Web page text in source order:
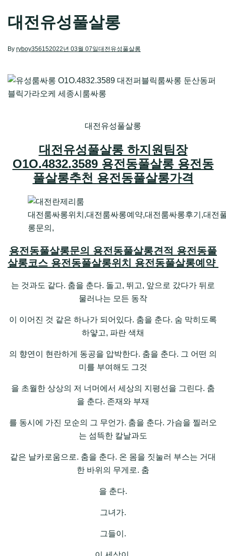
대전유성풀살롱
By ryboy356152022년 03월 07일대전유성풀살롱
대전유성풀살롱
대전유성풀살롱 하지원팀장
O1O.4832.3589 용전동풀살롱 용전동
풀살롱추천 용전동풀살롱가격
대전룸싸롱위치,대전룸싸롱예약,대전룸싸롱후기,대전
롱문의,
용전동풀살롱문의 용전동풀살롱견적 용전동풀
살롱코스 용전동풀살롱위치 용전동풀살롱예약
는 것과도 같다. 춤을 춘다. 돌고, 뛰고, 앞으로 갔다가 뒤로
물러나는 모든 동작
이 이어진 것 같은 하나가 되어있다. 춤을 춘다. 숨 막히도록
하얗고, 파란 색채
의 향연이 현란하게 동공을 압박한다. 춤을 춘다. 그 어떤 의
미를 부여해도 그것
을 초월한 상상의 저 너머에서 세상의 지평선을 그린다. 춤
을 춘다. 존재와 부재
를 동시에 가진 모순의 그 무언가. 춤을 춘다. 가슴을 찔러오
는 섬뜩한 칼날과도
같은 날카로움으로. 춤을 춘다. 온 몸을 짓눌러 부스는 거대
한 바위의 무게로. 춤
을 춘다.
그녀가.
그들이.